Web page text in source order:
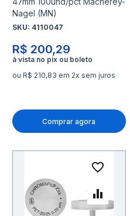
Nagel (MN)
SKU: 4110047
R$ 200,29
ou R$ 210,83 em 2x sem juros
Comprar agora